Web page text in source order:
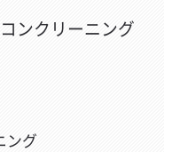
ンクリーニング
ング